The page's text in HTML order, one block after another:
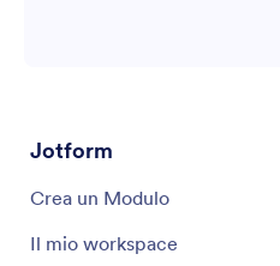
Jotform
Crea un Modulo
Il mio workspace